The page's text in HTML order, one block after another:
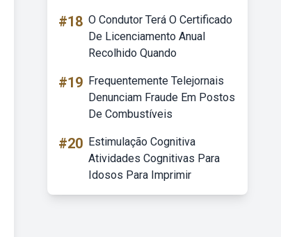
#18 O Condutor Terá O Certificado
De Licenciamento Anual
Recolhido Quando
#19 Frequentemente Telejornais
Denunciam Fraude Em Postos
De Combustíveis
#20 Estimulação Cognitiva
Atividades Cognitivas Para
Idosos Para Imprimir